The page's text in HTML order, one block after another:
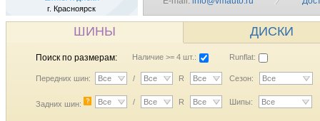
г. Красноярск
ШИНЫ ДИСКИ
Поиск по размерам: Наличие >= 4 шт.: Runflat:
Передних шин: Все / Все R Все Сезон: Все
Задних шин: ? Все / Все R Все Шипы: Все